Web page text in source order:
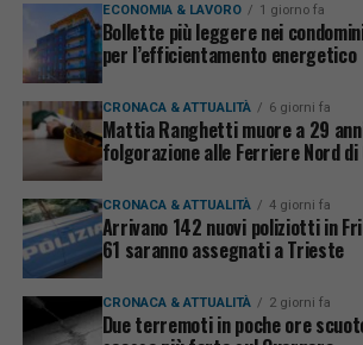
ECONOMIA & LAVORO 1 giorno fa
Bollette più leggere nei
per l’efficientamento energetico
CRONACA & ATTUALITÀ 6 giorni fa
Mattia Ranghetti muore a 29
folgorazione alle Ferriere Nord di
CRONACA & ATTUALITÀ 4 giorni fa
Arrivano 142 nuovi poliziotti in
61 saranno assegnati a Trieste
CRONACA & ATTUALITÀ 2 giorni fa
Due terremoti in poche ore